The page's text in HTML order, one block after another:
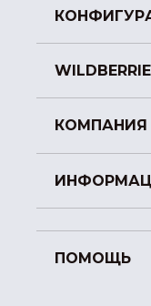
КОМПАНИЯ
ПОМОЩЬ